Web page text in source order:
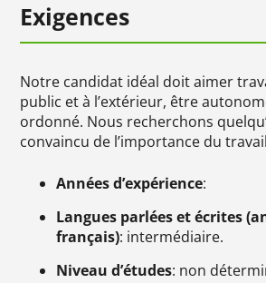
Exigences
Notre candidat idéal doit aimer
public et à l’extérieur, être
ordonné. Nous recherchons quelqu
convaincu de l’importance du
Années d’expérience:
Langues parlées et écrites
français): intermédiaire.
Niveau d’études: non